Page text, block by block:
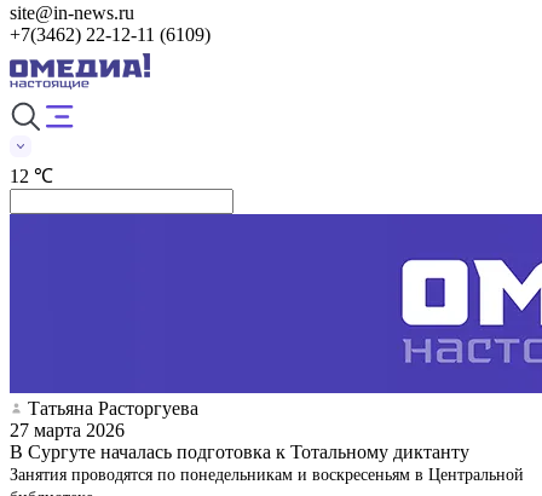
site@in-news.ru
+7(3462) 22-12-11 (6109)
12 ℃
Татьяна Расторгуева
27 марта 2026
В Сургуте началась подготовка к Тотальному диктанту
Занятия проводятся по понедельникам и воскресеньям в Центральной